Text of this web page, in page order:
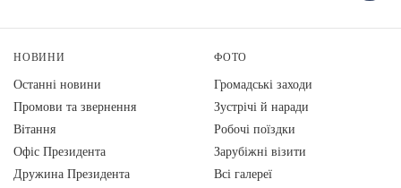
НОВИНИ
Останні новини
Промови та звернення
Вiтання
Офіс Президента
Дружина Президента
ФОТО
Громадські заходи
Зустрічі й наради
Робочі поїздки
Зарубіжні візити
Всі галереї